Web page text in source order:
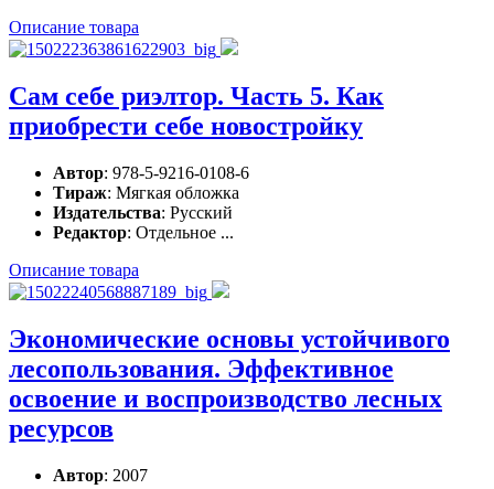
Описание товара
Сам себе риэлтор. Часть 5. Как
приобрести себе новостройку
Автор: 978-5-9216-0108-6
Тираж: Мягкая обложка
Издательства: Русский
Редактор: Отдельное ...
Описание товара
Экономические основы устойчивого
лесопользования. Эффективное
освоение и воспроизводство лесных
ресурсов
Автор: 2007